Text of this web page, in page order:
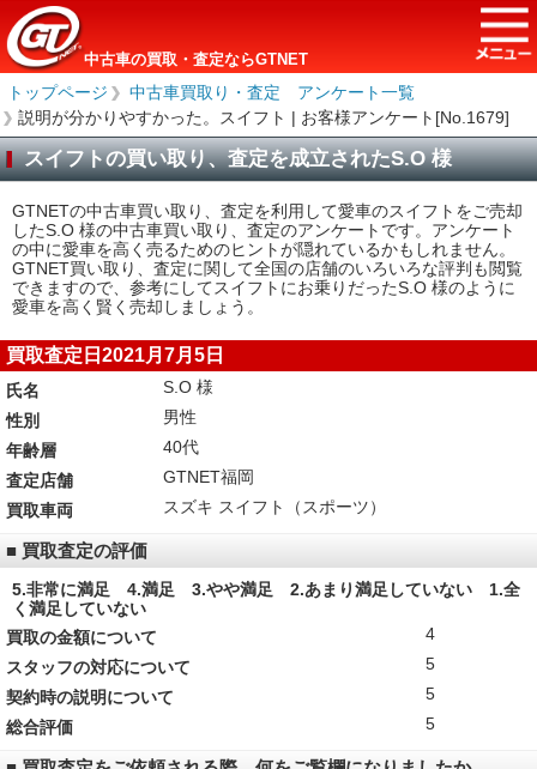
中古車の買取・査定ならGTNET
トップページ ＞
中古車買取り・査定 アンケート一覧
＞
説明が分かりやすかった。スイフト | お客様アンケート[No.1679]
スイフトの買い取り、査定を成立されたS.O 様
GTNETの中古車買い取り、査定を利用して愛車のスイフトをご売却
したS.O 様の中古車買い取り、査定のアンケートです。アンケート
の中に愛車を高く売るためのヒントが隠れているかもしれません。
GTNET買い取り、査定に関して全国の店舗のいろいろな評判も閲覧
できますので、参考にしてスイフトにお乗りだったS.O 様のように
愛車を高く賢く売却しましょう。
買取査定日2021月7月5日
氏名
S.O 様
性別
男性
年齢層
40代
査定店舗
GTNET福岡
買取車両
スズキ スイフト（スポーツ）
■ 買取査定の評価
5.非常に満足 4.満足 3.やや満足 2.あまり満足していない 1.全
く満足していない
買取の金額について
4
スタッフの対応について
5
契約時の説明について
5
総合評価
5